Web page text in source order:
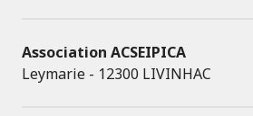
Association ACSEIPICA
Leymarie - 12300 LIVINHAC